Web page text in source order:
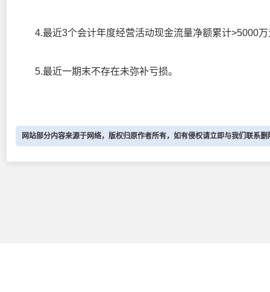
4.最近3个会计年度经营活动现金流量净额累计>5000万
5.最近一期末不存在未弥补亏损。
网站部分内容来源于网络，版权归原作者所有，如有侵权请立即与我们联系删